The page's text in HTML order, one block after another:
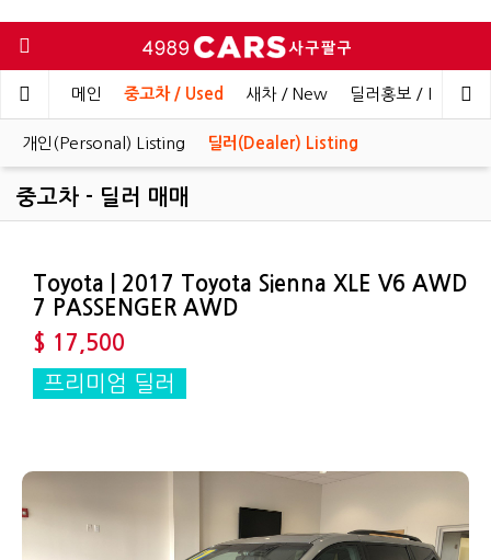
메인 중고차 / Used 새차 / New 딜러홍보 / Dealer
개인(Personal) Listing 딜러(Dealer) Listing
중고차 - 딜러 매매
Toyota | 2017 Toyota Sienna XLE V6 AWD
7 PASSENGER AWD
$ 17,500
프리미엄 딜러